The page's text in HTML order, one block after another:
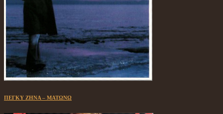
ΠΕΓΚΥ ΖΗΝΑ – ΜΑΤΩΝΩ